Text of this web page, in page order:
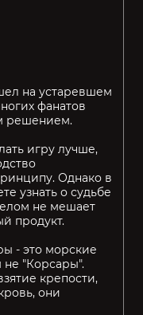
на устаревшем
фанатов
решением.
игру лучше,
Однако в
узнать о судьбе
не мешает
продукт.
- это морские
не "Корсары".
крепости,
они